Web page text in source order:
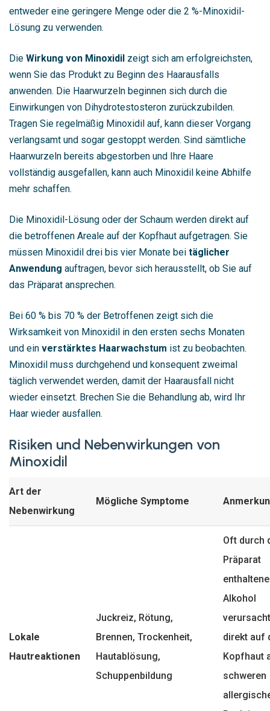
entweder eine geringere Menge oder die 2 %-Minoxidil-
Lösung zu verwenden.
Die Wirkung von Minoxidil zeigt sich am erfolgreichsten,
wenn Sie das Produkt zu Beginn des Haarausfalls
anwenden. Die Haarwurzeln beginnen sich durch die
Einwirkungen von Dihydrotestosteron zurückzubilden.
Tragen Sie regelmäßig Minoxidil auf, kann dieser Vorgang
verlangsamt und sogar gestoppt werden. Sind sämtliche
Haarwurzeln bereits abgestorben und Ihre Haare
vollständig ausgefallen, kann auch Minoxidil keine Abhilfe
mehr schaffen.
Die Minoxidil-Lösung oder der Schaum werden direkt auf
die betroffenen Areale auf der Kopfhaut aufgetragen. Sie
müssen Minoxidil drei bis vier Monate bei täglicher
Anwendung auftragen, bevor sich herausstellt, ob Sie auf
das Präparat ansprechen.
Bei 60 % bis 70 % der Betroffenen zeigt sich die
Wirksamkeit von Minoxidil in den ersten sechs Monaten
und ein verstärktes Haarwachstum ist zu beobachten.
Minoxidil muss durchgehend und konsequent zweimal
täglich verwendet werden, damit der Haarausfall nicht
wieder einsetzt. Brechen Sie die Behandlung ab, wird Ihr
Haar wieder ausfallen.
Risiken und Nebenwirkungen von
Minoxidil
Art der
Nebenwirkung
Mögliche Symptome
Lokale
Hautreaktionen
Juckreiz, Rötung,
Brennen, Trockenheit,
Hautablösung,
Schuppenbildung
Oft durch
Präparat
Alkohol
direkt auf
Kopfhaut
schweren